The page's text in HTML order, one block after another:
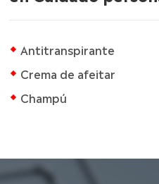
Antitranspirante
Crema de afeitar
Champú